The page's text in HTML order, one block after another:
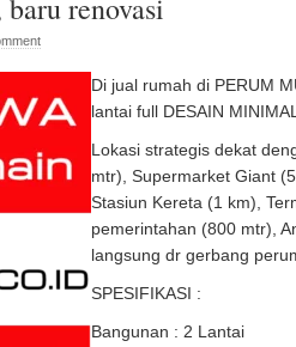
renovasi
Di jual rumah di PERUM
lantai full DESAIN
Lokasi strategis dekat
mtr), Supermarket Giant
Stasiun Kereta (1 km),
pemerintahan (800 mtr),
langsung dr gerbang
SPESIFIKASI :
Bangunan : 2 Lantai